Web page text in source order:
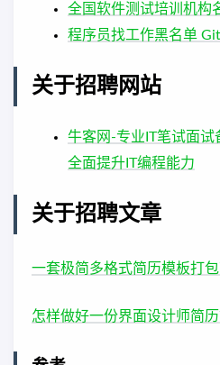
全国软件测试培训机构
程序员找工作黑名单
关于招聘网站
牛客网-专业IT笔试面试
全面提升IT编程能力
关于招聘文章
一套极简多格式简历模板打
怎样做好一份界面设计师简